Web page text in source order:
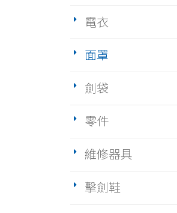
電衣
面罩
劍袋
零件
維修器具
擊劍鞋